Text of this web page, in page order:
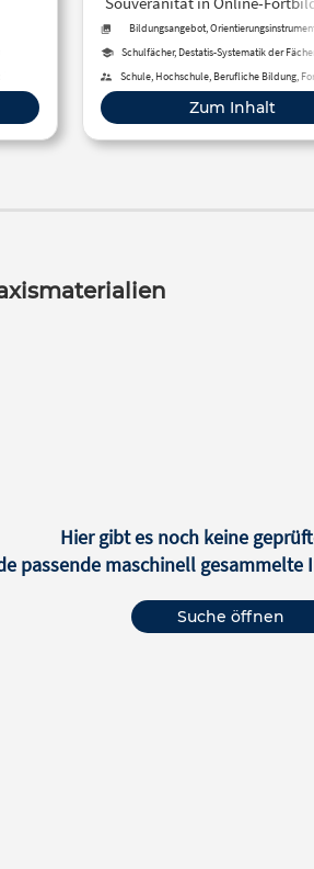
Bildungsangebot,
Schulfächer, Destatis-Systematik der
Schule, Hochschule, Berufliche Bildung,
Erwachsenenbildung
Zum Inhalt
Hier gibt es noch keine
passende maschinell gesammelte
Suche öffnen